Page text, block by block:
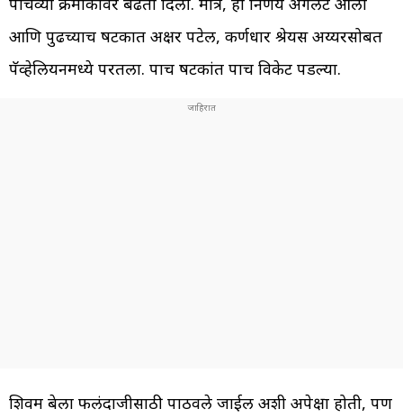
आणि पुढच्याच षटकात अक्षर पटेल, कर्णधार श्रेयस अय्यरसोबत
पॅव्हेलियनमध्ये परतला. पाच षटकांत पाच विकेट पडल्या.
शिवम दुबेला फलंदाजीसाठी पाठवले जाईल अशी अपेक्षा होती, पण